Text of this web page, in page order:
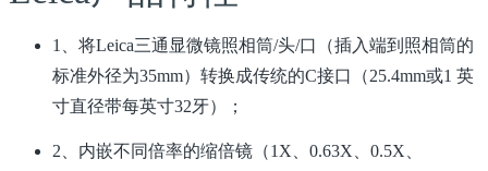
1、将Leica三通显微镜照相筒/头/口（插入端到照相筒的
标准外径为35mm）转换成传统的C接口（25.4mm或1 英
寸直径带每英寸32牙）；
2、内嵌不同倍率的缩倍镜（1X、0.63X、0.5X、